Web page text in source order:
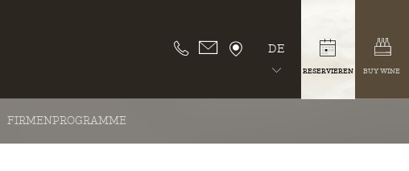
FIRMENPROGRAMME
DE
RESERVIEREN BUY WINE